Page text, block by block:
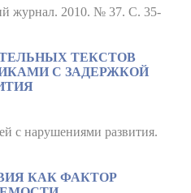
журнал. 2010. № 37. С. 35-
ТЕКСТОВ
С ЗАДЕРЖКОЙ
с нарушениями развития.
КАК ФАКТОР